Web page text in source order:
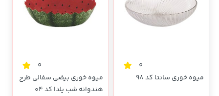
0
میوه خوری سانتا کد 98
0
میوه خوری بیضی سفالی طرح
هندوانه شب یلدا کد 04